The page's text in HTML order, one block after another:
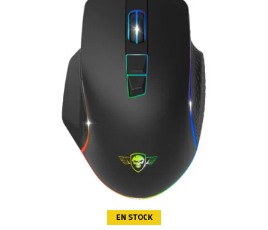
EN STOCK